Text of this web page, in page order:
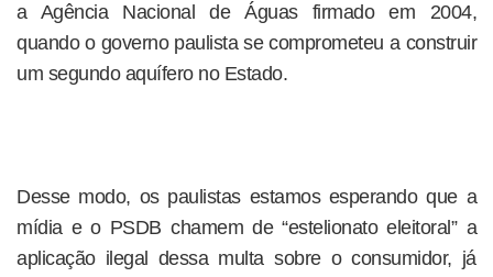
a Agência Nacional de Águas firmado em 2004,
quando o governo paulista se comprometeu a construir
um segundo aquífero no Estado.
Desse modo, os paulistas estamos esperando que a
mídia e o PSDB chamem de “estelionato eleitoral” a
aplicação ilegal dessa multa sobre o consumidor, já